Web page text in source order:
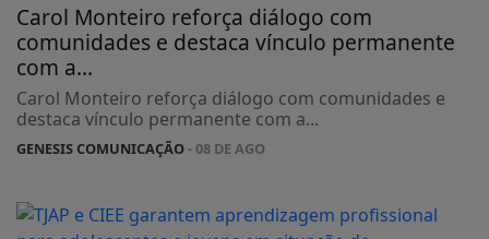
Carol Monteiro reforça diálogo com
comunidades e destaca vínculo permanente
com a...
Carol Monteiro reforça diálogo com comunidades e
destaca vínculo permanente com a...
GENESIS COMUNICAÇÃO- 08 DE AGO